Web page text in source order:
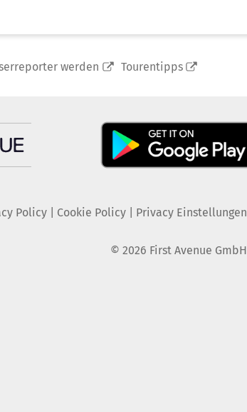
werden Tourentipps
Policy| Cookie Policy| Privacy Einstellungen
© 2026 First Avenue GmbH